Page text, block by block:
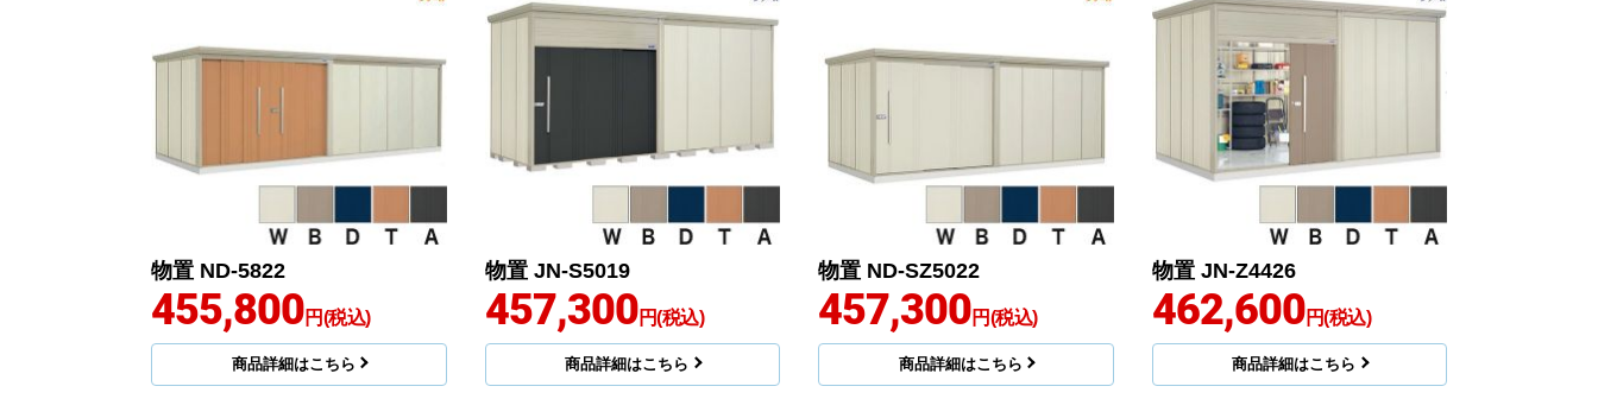
物置 ND-5822
455,800円(税込)
商品詳細はこちら
物置 JN-S5019
457,300円(税込)
商品詳細はこちら
物置 ND-SZ5022
457,300円(税込)
商品詳細はこちら
物置 JN-Z4426
462,600円(税込)
商品詳細はこちら